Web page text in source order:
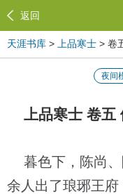
返回
天涯书库 > 上品寒士 > 卷
夜间
上品寒士 卷五
暮色下，陈尚、
余人出了琅琊王府